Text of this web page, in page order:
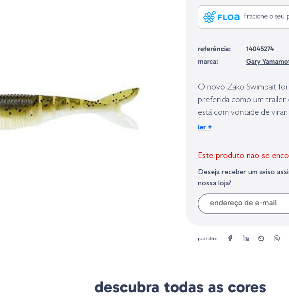
Fracione o
referência:
14045274
marca:
Gary
O novo Zako Swimbait
preferida como um trailer
está com vontade de virar.
peixe com uma barriga
este ano na Baía de
Além disso, Brett queria
real, então nós
melhoradas à medida que
saberá que está
ler +
Este produto não se
Deseja receber um aviso
nossa loja?
partilhe
descubra todas as cores